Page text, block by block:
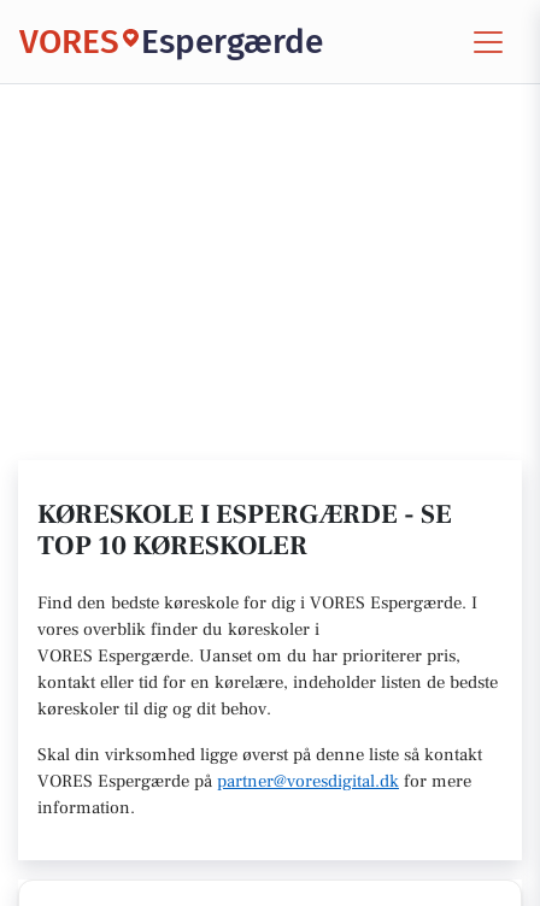
VORES Espergærde
KØRESKOLE I ESPERGÆRDE - SE
TOP 10 KØRESKOLER
Find den bedste køreskole for dig i VORES Espergærde. I
vores overblik finder du køreskoler i
VORES Espergærde. Uanset om du har prioriterer pris,
kontakt eller tid for en kørelære, indeholder listen de bedste
køreskoler til dig og dit behov.
Skal din virksomhed ligge øverst på denne liste så kontakt
VORES Espergærde på partner@voresdigital.dk for mere
information.